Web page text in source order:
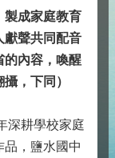
製成家庭教育
獻聲共同配音
的內容，喚醒
，下同）
深耕學校家庭
，鹽水國中